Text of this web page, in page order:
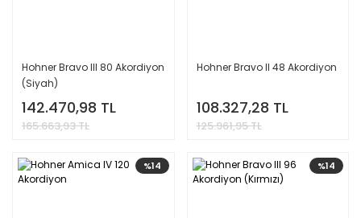
Hohner Bravo III 80 Akordiyon
(Siyah)
142.470,98 TL
165.663,93 TL
Hohner Bravo II 48 Akordiyon
108.327,28 TL
125.961,95 TL
%14 %14